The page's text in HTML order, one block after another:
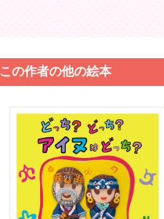
この作者の他の絵本